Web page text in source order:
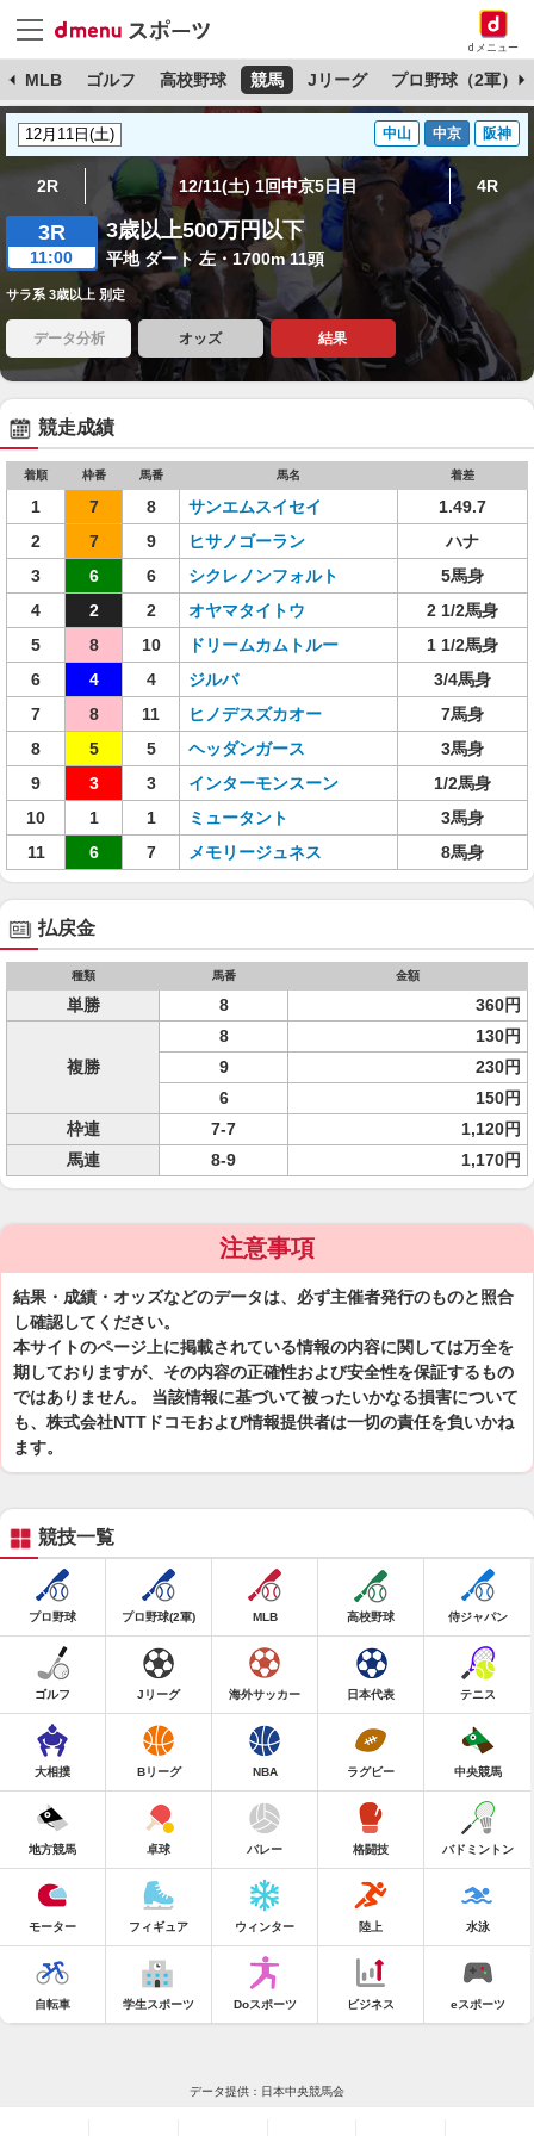
dメニュー
MLB ゴルフ 高校野球 競馬 Jリーグ プロ野球（2軍）
中山 中京 阪神
2R 12/11(土) 1回中京5日目 4R
3R
11:00
3歳以上500万円以下
平地 ダート 左・1700m 11頭
サラ系 3歳以上 別定
データ分析 オッズ 結果
競走成績
着順 枠番 馬番 馬名 着差
1 7 8 サンエムスイセイ
1.49.7
2
7 9 ヒサノゴーラン
ハナ
3
6 6 シクレノンフォルト
5馬身
4
2 2 オヤマタイトウ
2 1/2馬身
5
8 10 ドリームカムトルー
1 1/2馬身
6
4 4 ジルバ
3/4馬身
7
8 11 ヒノデスズカオー
7馬身
8
5 5 ヘッダンガース
3馬身
9
3 3 インターモンスーン
1/2馬身
10
1 1 ミュータント
3馬身
11
6 7 メモリージュネス 8馬身
払戻金
種類 馬番 金額
単勝 8 360円
複勝
8
130円
9
230円
6
150円
枠連
7-7
1,120円
馬連
8-9 1,170円
注意事項
結果・成績・オッズなどのデータは、必ず主催者発行のものと照合
し確認してください。
本サイトのページ上に掲載されている情報の内容に関しては万全を
期しておりますが、その内容の正確性および安全性を保証するもの
ではありません。 当該情報に基づいて被ったいかなる損害について
も、株式会社NTTドコモおよび情報提供者は一切の責任を負いかね
ます。
競技一覧
プロ野球 プロ野球(2軍) MLB 高校野球 侍ジャパン
ゴルフ Jリーグ 海外サッカー 日本代表 テニス
大相撲 Bリーグ NBA ラグビー 中央競馬
地方競馬 卓球 バレー 格闘技 バドミントン
モーター フィギュア ウィンター 陸上 水泳
自転車 学生スポーツ Doスポーツ ビジネス eスポーツ
データ提供：日本中央競馬会